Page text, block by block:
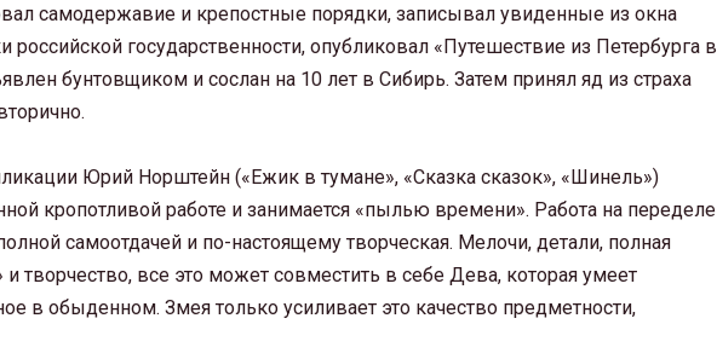
самодержавие и крепостные порядки, записывал увиденные из окна
российской государственности, опубликовал «Путешествие из Петербурга в
бунтовщиком и сослан на 10 лет в Сибирь. Затем принял яд из страха
Юрий Норштейн («Ежик в тумане», «Сказка сказок», «Шинель»)
кропотливой работе и занимается «пылью времени». Работа на переделе
самоотдачей и по-настоящему творческая. Мелочи, детали, полная
и творчество, все это может совместить в себе Дева, которая умеет
в обыденном. Змея только усиливает это качество предметности,